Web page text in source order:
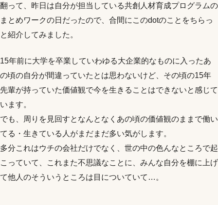
翻って、昨日は自分が担当している共創人材育成プログラムの
まとめワークの日だったので、合間にこのdotのことをちらっ
と紹介してみました。
15年前に大学を卒業していわゆる大企業的なものに入ったあ
の頃の自分が間違っていたとは思わないけど、その頃の15年
先輩が持っていた価値観で今を生きることはできないと感じて
います。
でも、周りを見回すとなんとなくあの頃の価値観のままで働い
てる・生きている人がまだまだ多い気がします。
多分これはウチの会社だけでなく、世の中の色んなところで起
こっていて、これまた不思議なことに、みんな自分を棚に上げ
て他人のそういうところは目についていて…。